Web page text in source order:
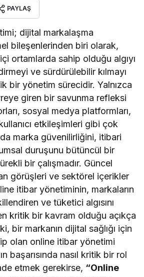
PAYLAŞ
dijital markalaşma
bileşenlerinden biri olarak,
ortamlarda sahip olduğu algıyı
ve sürdürülebilir kılmayı
bir yönetim sürecidir. Yalnızca
giren bir savunma refleksi
sosyal medya platformları,
etkileşimleri gibi çok
marka güvenilirliğini, itibari
duruşunu bütüncül bir
bir çalışmadır. Güncel
görüşleri ve sektörel içerikler
itibar yönetiminin, markaların
ve tüketici algısını
kritik bir kavram olduğu açıkça
bir markanın dijital sağlığı için
olan online itibar yönetimi
başarısında nasıl kritik bir rol
etmek gerekirse, “Online